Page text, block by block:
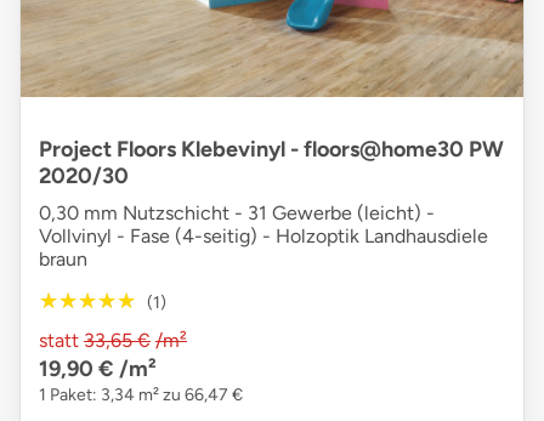
Project Floors Klebevinyl - floors@home30 PW
2020/30
0,30 mm Nutzschicht - 31 Gewerbe (leicht) -
Vollvinyl - Fase (4-seitig) - Holzoptik Landhausdiele
braun
★★★★★
★★★★★ (1)
statt 33,65 € /m²
19,90 € /m²
1 Paket: 3,34 m² zu 66,47 €